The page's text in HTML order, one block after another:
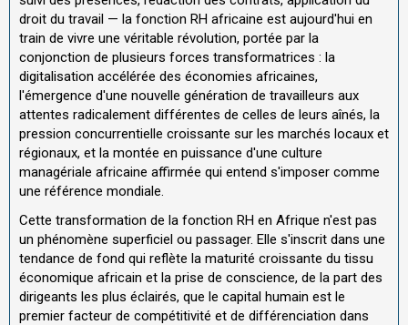
droit du travail — la fonction RH africaine est aujourd'hui en
train de vivre une véritable révolution, portée par la
conjonction de plusieurs forces transformatrices : la
digitalisation accélérée des économies africaines,
l'émergence d'une nouvelle génération de travailleurs aux
attentes radicalement différentes de celles de leurs aînés, la
pression concurrentielle croissante sur les marchés locaux et
régionaux, et la montée en puissance d'une culture
managériale africaine affirmée qui entend s'imposer comme
une référence mondiale.
Cette transformation de la fonction RH en Afrique n'est pas
un phénomène superficiel ou passager. Elle s'inscrit dans une
tendance de fond qui reflète la maturité croissante du tissu
économique africain et la prise de conscience, de la part des
dirigeants les plus éclairés, que le capital humain est le
premier facteur de compétitivité et de différenciation dans